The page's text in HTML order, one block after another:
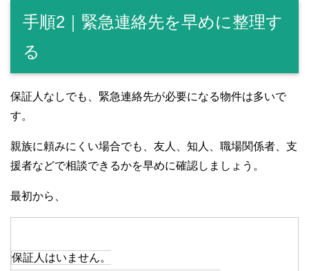
手順2｜緊急連絡先を早めに整理す
る
保証人なしでも、緊急連絡先が必要になる物件は多いで
す。
親族に頼みにくい場合でも、友人、知人、職場関係者、支
援者などで相談できるかを早めに確認しましょう。
最初から、
保証人はいません。